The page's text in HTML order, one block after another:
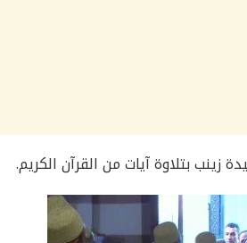
زينب بتلاوة آيات من القرآن الكريم.